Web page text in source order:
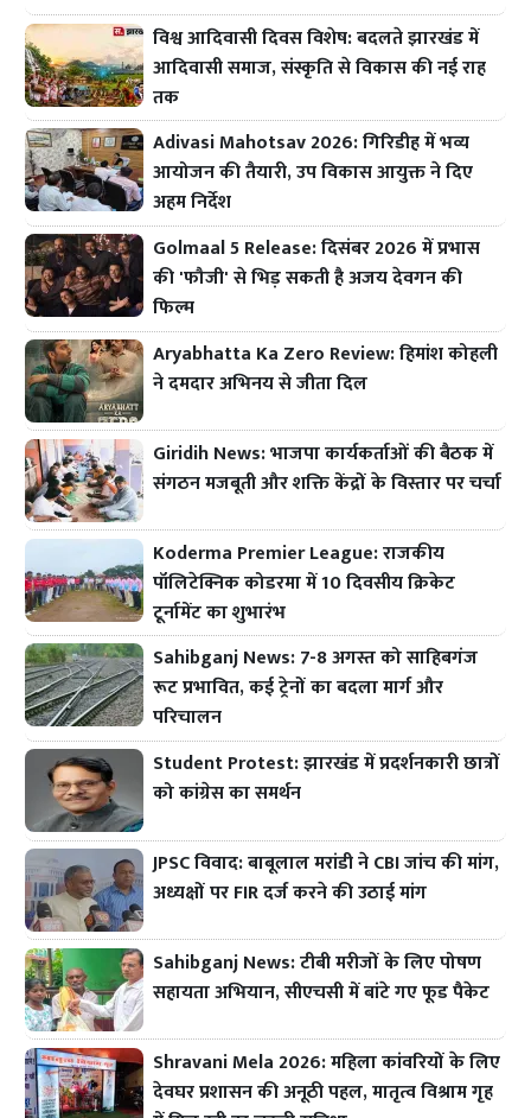
विश्व आदिवासी दिवस विशेष: बदलते झारखंड में
आदिवासी समाज, संस्कृति से विकास की नई राह
तक
Adivasi Mahotsav 2026: गिरिडीह में भव्य
आयोजन की तैयारी, उप विकास आयुक्त ने दिए
अहम निर्देश
Golmaal 5 Release: दिसंबर 2026 में प्रभास
की 'फौजी' से भिड़ सकती है अजय देवगन की
फिल्म
Aryabhatta Ka Zero Review: हिमांश कोहली
ने दमदार अभिनय से जीता दिल
Giridih News: भाजपा कार्यकर्ताओं की बैठक में
संगठन मजबूती और शक्ति केंद्रों के विस्तार पर चर्चा
Koderma Premier League: राजकीय
पॉलिटेक्निक कोडरमा में 10 दिवसीय क्रिकेट
टूर्नामेंट का शुभारंभ
Sahibganj News: 7-8 अगस्त को साहिबगंज
रूट प्रभावित, कई ट्रेनों का बदला मार्ग और
परिचालन
Student Protest: झारखंड में प्रदर्शनकारी छात्रों
को कांग्रेस का समर्थन
JPSC विवाद: बाबूलाल मरांडी ने CBI जांच की मांग,
अध्यक्षों पर FIR दर्ज करने की उठाई मांग
Sahibganj News: टीबी मरीजों के लिए पोषण
सहायता अभियान, सीएचसी में बांटे गए फूड पैकेट
Shravani Mela 2026: महिला कांवरियों के लिए
देवघर प्रशासन की अनूठी पहल, मातृत्व विश्राम गृह